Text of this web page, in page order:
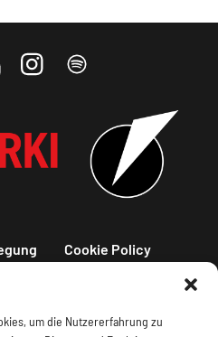
um die Nutzererfahrung zu
Cookie Policy